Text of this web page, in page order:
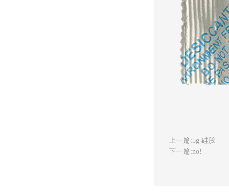
上一篇:5g 硅胶
下一篇:no!